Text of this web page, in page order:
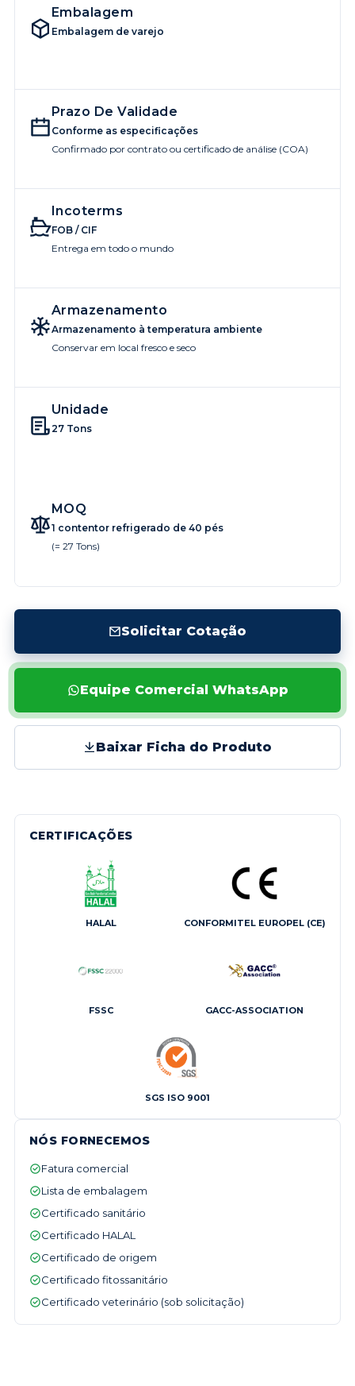
Embalagem
Embalagem de varejo
Prazo De Validade
Conforme as especificações
Confirmado por contrato ou certificado de análise (COA)
Incoterms
FOB / CIF
Entrega em todo o mundo
Armazenamento
Armazenamento à temperatura ambiente
Conservar em local fresco e seco
Unidade
27 Tons
MOQ
1 contentor refrigerado de 40 pés
(= 27 Tons)
Solicitar Cotação
Equipe Comercial WhatsApp
Baixar Ficha do Produto
CERTIFICAÇÕES
HALAL CONFORMITEL EUROPEL (CE)
FSSC GACC-ASSOCIATION
SGS ISO 9001
NÓS FORNECEMOS
Fatura comercial
Lista de embalagem
Certificado sanitário
Certificado HALAL
Certificado de origem
Certificado fitossanitário
Certificado veterinário (sob solicitação)